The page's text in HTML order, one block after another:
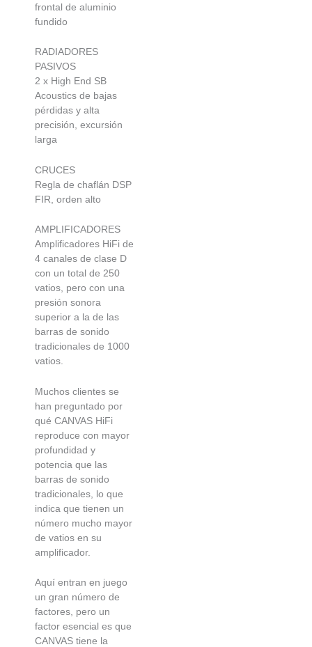
frontal de aluminio
fundido
RADIADORES
PASIVOS
2 x High End SB
Acoustics de bajas
pérdidas y alta
precisión, excursión
larga
CRUCES
Regla de chaflán DSP
FIR, orden alto
AMPLIFICADORES
Amplificadores HiFi de
4 canales de clase D
con un total de 250
vatios, pero con una
presión sonora
superior a la de las
barras de sonido
tradicionales de 1000
vatios.
Muchos clientes se
han preguntado por
qué CANVAS HiFi
reproduce con mayor
profundidad y
potencia que las
barras de sonido
tradicionales, lo que
indica que tienen un
número mucho mayor
de vatios en su
amplificador.
Aquí entran en juego
un gran número de
factores, pero un
factor esencial es que
CANVAS tiene la